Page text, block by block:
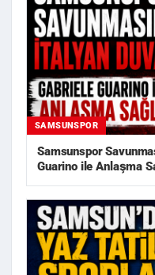
SAMSUNSPOR
Samsunspor
Guarino ile Anlaşma